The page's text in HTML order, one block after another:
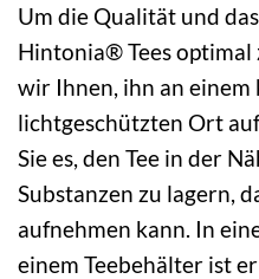
Um die Qualität und
Hintonia® Tees optimal
wir Ihnen, ihn an
lichtgeschützten Ort
Sie es, den Tee in der
Substanzen zu lagern,
aufnehmen kann. In
einem Teebehälter ist